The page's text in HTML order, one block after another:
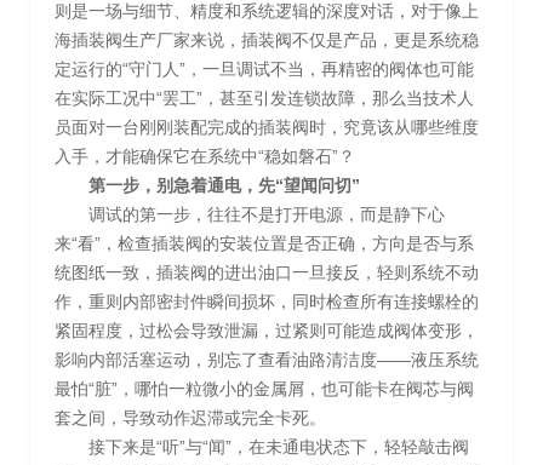
则是一场与细节、精度和系统逻辑的深度对话，对于像上
海插装阀生产厂家来说，插装阀不仅是产品，更是系统稳
定运行的“守门人”，一旦调试不当，再精密的阀体也可能
在实际工况中“罢工”，甚至引发连锁故障，那么当技术人
员面对一台刚刚装配完成的插装阀时，究竟该从哪些维度
入手，才能确保它在系统中“稳如磐石”？
第一步，别急着通电，先“望闻问切”
调试的第一步，往往不是打开电源，而是静下心
来“看”，检查插装阀的安装位置是否正确，方向是否与系
统图纸一致，插装阀的进出油口一旦接反，轻则系统不动
作，重则内部密封件瞬间损坏，同时检查所有连接螺栓的
紧固程度，过松会导致泄漏，过紧则可能造成阀体变形，
影响内部活塞运动，别忘了查看油路清洁度——液压系统
最怕“脏”，哪怕一粒微小的金属屑，也可能卡在阀芯与阀
套之间，导致动作迟滞或完全卡死。
接下来是“听”与“闻”，在未通电状态下，轻轻敲击阀